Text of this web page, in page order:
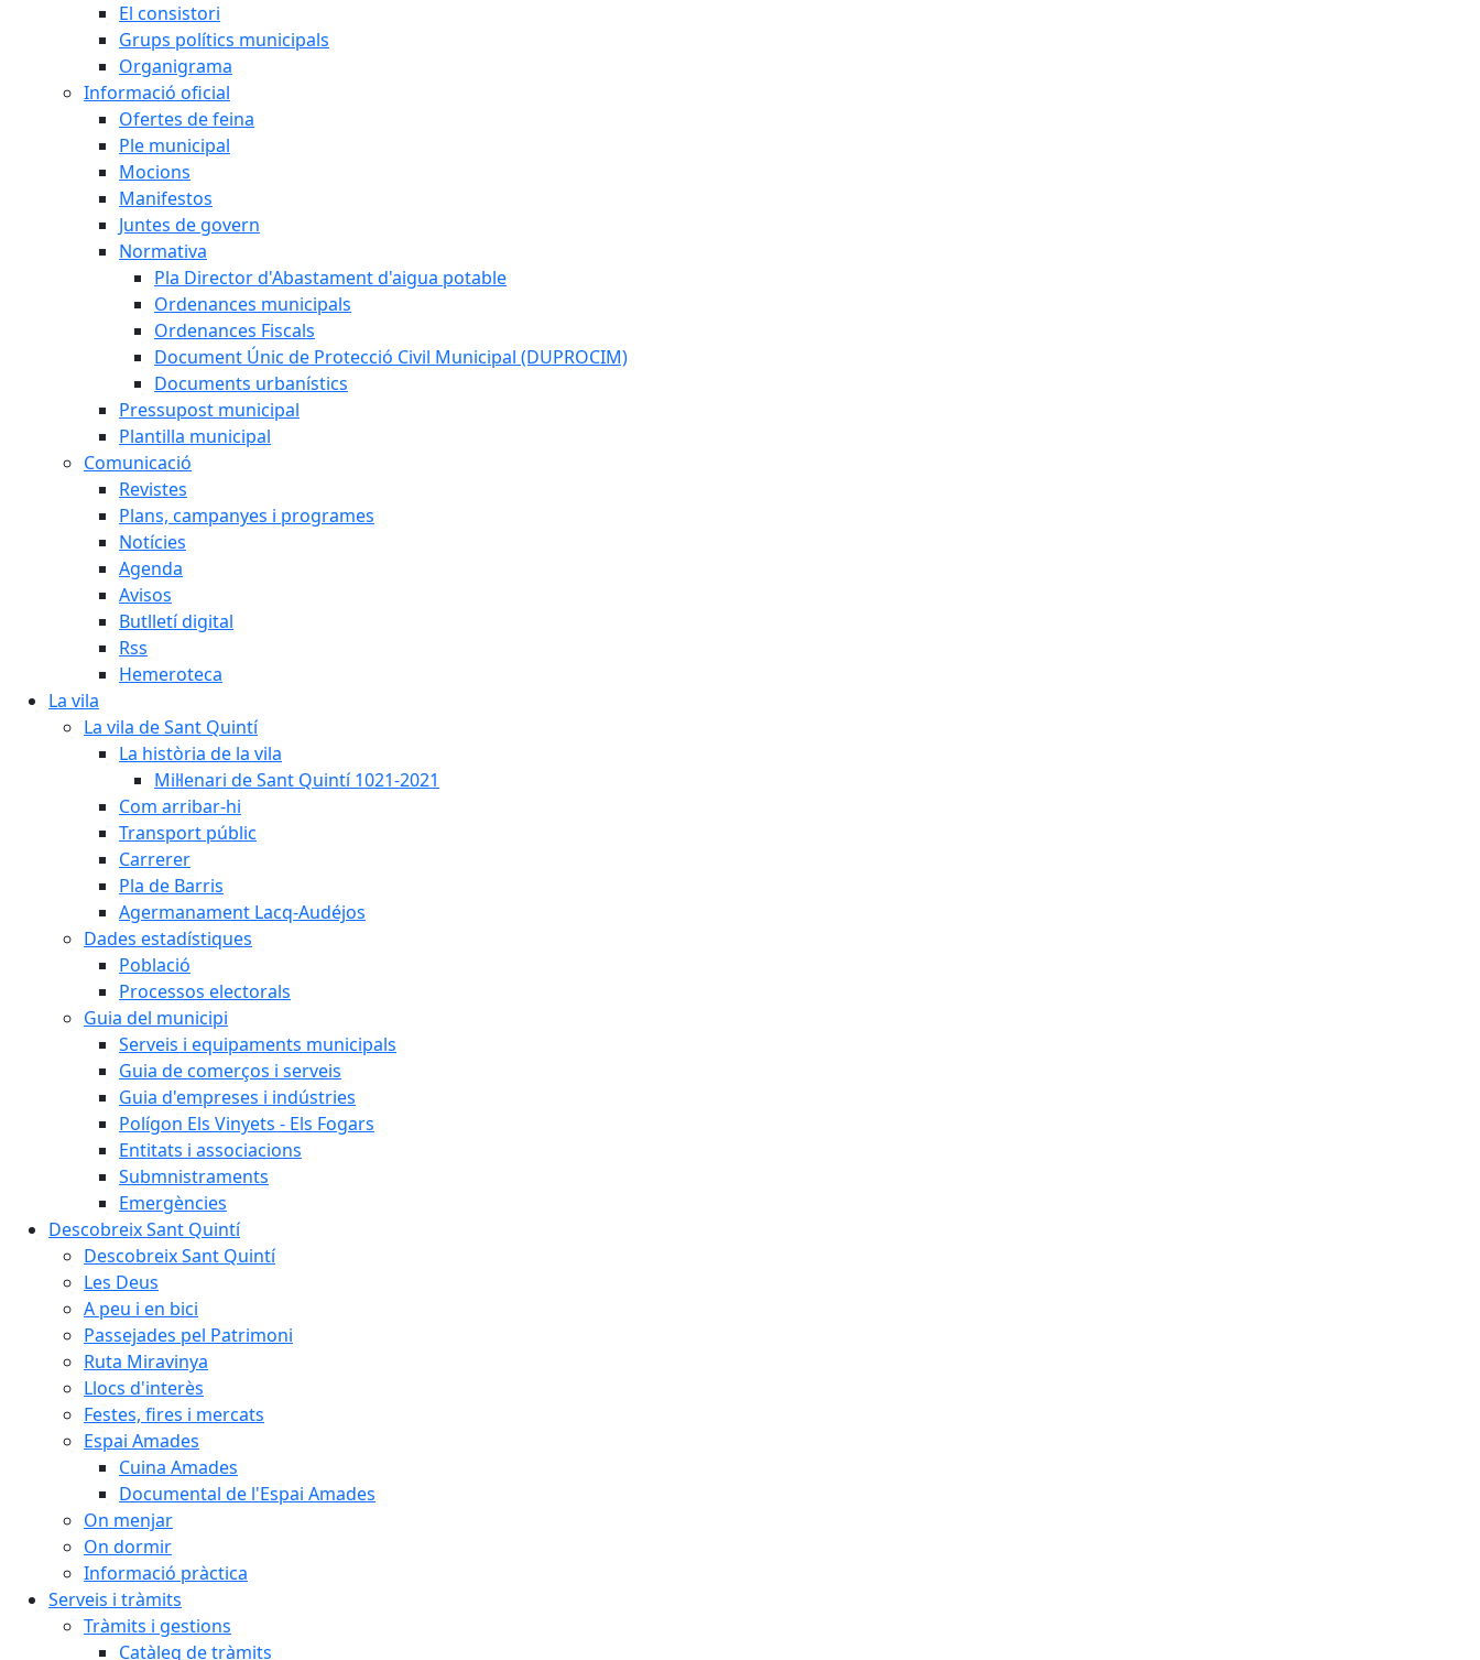
El consistori
Grups polítics municipals
Organigrama
Informació oficial
Ofertes de feina
Ple municipal
Mocions
Manifestos
Juntes de govern
Normativa
Pla Director d'Abastament d'aigua potable
Ordenances municipals
Ordenances Fiscals
Document Únic de Protecció Civil Municipal (DUPROCIM)
Documents urbanístics
Pressupost municipal
Plantilla municipal
Comunicació
Revistes
Plans, campanyes i programes
Notícies
Agenda
Avisos
Butlletí digital
Rss
Hemeroteca
La vila
La vila de Sant Quintí
La història de la vila
Mil·lenari de Sant Quintí 1021-2021
Com arribar-hi
Transport públic
Carrerer
Pla de Barris
Agermanament Lacq-Audéjos
Dades estadístiques
Població
Processos electorals
Guia del municipi
Serveis i equipaments municipals
Guia de comerços i serveis
Guia d'empreses i indústries
Polígon Els Vinyets - Els Fogars
Entitats i associacions
Submnistraments
Emergències
Descobreix Sant Quintí
Descobreix Sant Quintí
Les Deus
A peu i en bici
Passejades pel Patrimoni
Ruta Miravinya
Llocs d'interès
Festes, fires i mercats
Espai Amades
Cuina Amades
Documental de l'Espai Amades
On menjar
On dormir
Informació pràctica
Serveis i tràmits
Tràmits i gestions
Catàleg de tràmits